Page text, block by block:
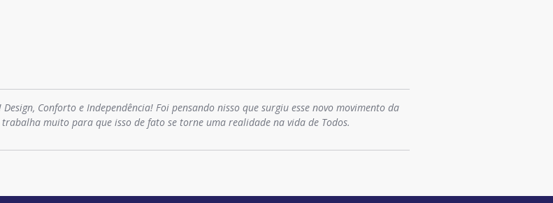
Design, Conforto e Independência! Foi pensando nisso que surgiu esse novo movimento da
muito para que isso de fato se torne uma realidade na vida de Todos.